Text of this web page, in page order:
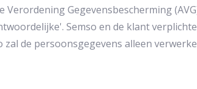
Gegevensbescherming
Semso en de klant
zal de persoonsgegevens alleen